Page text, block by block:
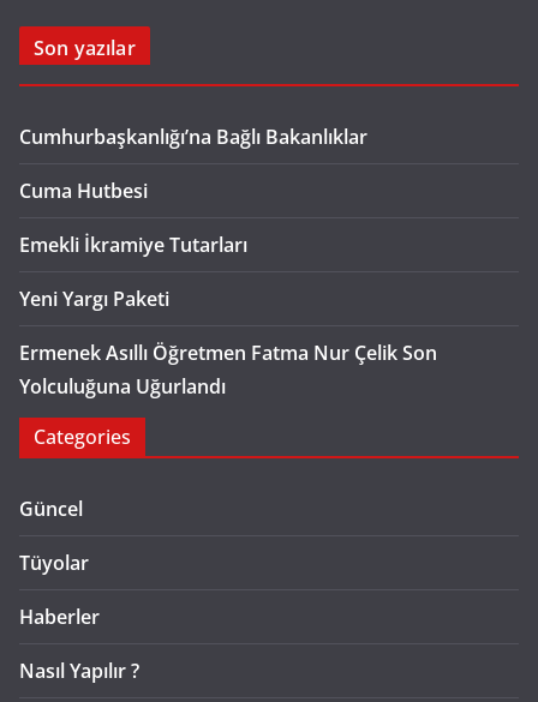
Son yazılar
Cumhurbaşkanlığı’na Bağlı Bakanlıklar
Cuma Hutbesi
Emekli İkramiye Tutarları
Yeni Yargı Paketi
Ermenek Asıllı Öğretmen Fatma Nur Çelik Son
Yolculuğuna Uğurlandı
Categories
Güncel
Tüyolar
Haberler
Nasıl Yapılır ?